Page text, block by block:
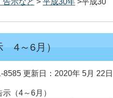
告示など > 平成30年 >平成30
4～6月）
8585 更新日：2020年 5月 22日
（4～6月）